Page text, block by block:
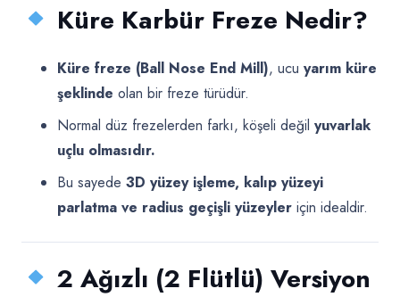
Küre Karbür Freze Nedir?
Küre freze (Ball Nose End Mill), ucu yarım küre
şeklinde olan bir freze türüdür.
Normal düz frezelerden farkı, köşeli değil yuvarlak
uçlu olmasıdır.
Bu sayede 3D yüzey işleme, kalıp yüzeyi
parlatma ve radius geçişli yüzeyler için idealdir.
2 Ağızlı (2 Flütlü) Versiyon